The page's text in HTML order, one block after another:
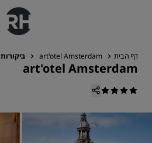
דף הבית art'otel Amsterdam ביקורות
art'otel Amsterdam